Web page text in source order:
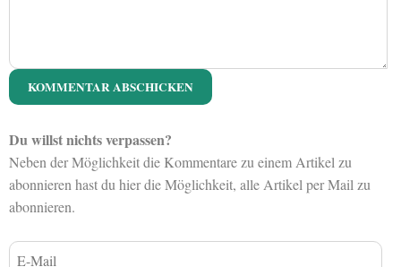
Du willst nichts verpassen?
Neben der Möglichkeit die Kommentare zu einem Artikel zu
abonnieren hast du hier die Möglichkeit, alle Artikel per Mail zu
abonnieren.